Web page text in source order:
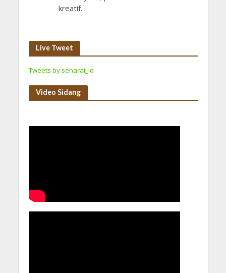
kreatif.
Live Tweet
Tweets by senarai_id
Video Sidang